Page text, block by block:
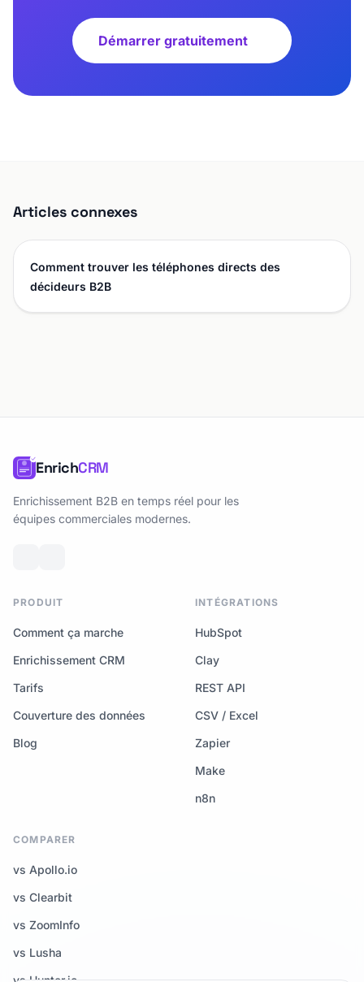
Démarrer gratuitement
Articles connexes
Comment trouver les téléphones directs des
décideurs B2B
EnrichCRM
Enrichissement B2B en temps réel pour les
équipes commerciales modernes.
PRODUIT
Comment ça marche
Enrichissement CRM
Tarifs
Couverture des données
Blog
INTÉGRATIONS
HubSpot
Clay
REST API
CSV / Excel
Zapier
Make
n8n
COMPARER
vs Apollo.io
vs Clearbit
vs ZoomInfo
vs Lusha